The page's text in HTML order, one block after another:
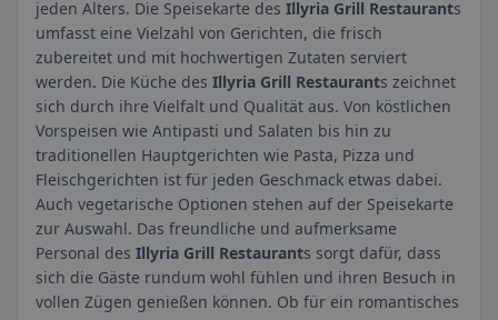
jeden Alters. Die Speisekarte des Illyria Grill Restaurants
umfasst eine Vielzahl von Gerichten, die frisch
zubereitet und mit hochwertigen Zutaten serviert
werden. Die Küche des Illyria Grill Restaurants zeichnet
sich durch ihre Vielfalt und Qualität aus. Von köstlichen
Vorspeisen wie Antipasti und Salaten bis hin zu
traditionellen Hauptgerichten wie Pasta, Pizza und
Fleischgerichten ist für jeden Geschmack etwas dabei.
Auch vegetarische Optionen stehen auf der Speisekarte
zur Auswahl. Das freundliche und aufmerksame
Personal des Illyria Grill Restaurants sorgt dafür, dass
sich die Gäste rundum wohl fühlen und ihren Besuch in
vollen Zügen genießen können. Ob für ein romantisches